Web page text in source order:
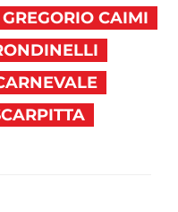
GREGORIO CAIMI